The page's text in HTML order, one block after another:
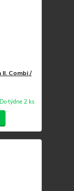
Combi /
Do týdne 2 ks